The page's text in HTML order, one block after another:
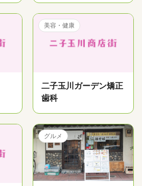
美容・健康
二子玉川ガーデン矯正
歯科
グルメ